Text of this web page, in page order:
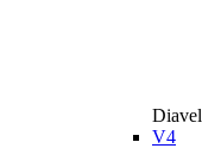
Diavel
V4